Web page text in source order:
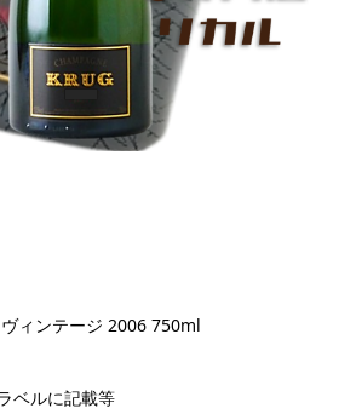
ィンテージ 2006 750ml
ベルに記載等